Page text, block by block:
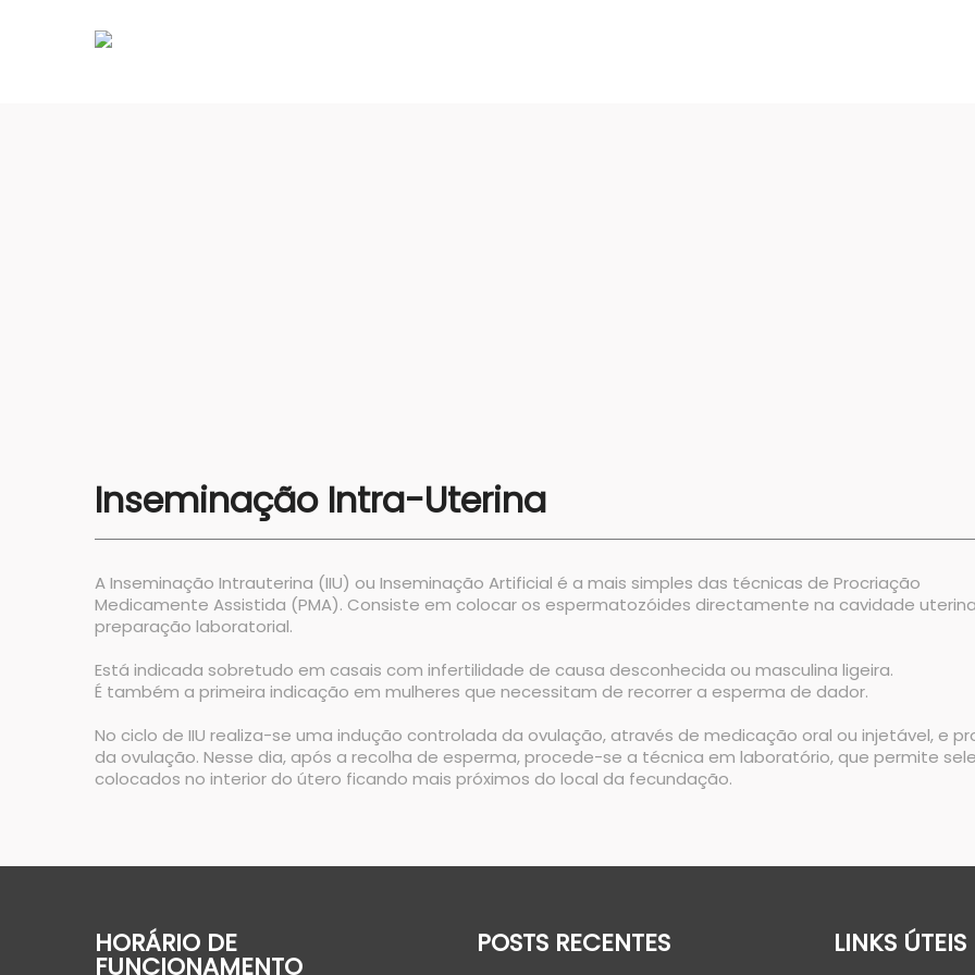
Inseminação Intra-Uterina
A Inseminação Intrauterina (IIU) ou Inseminação Artificial é a mais simples das técnicas de Procriação
Medicamente Assistida (PMA). Consiste em colocar os espermatozóides directamente na cavidade
preparação laboratorial.
Está indicada sobretudo em casais com infertilidade de causa desconhecida ou masculina ligeira.
É também a primeira indicação em mulheres que necessitam de recorrer a esperma de dador.
No ciclo de IIU realiza-se uma indução controlada da ovulação, através de medicação oral ou injetável, e
da ovulação. Nesse dia, após a recolha de esperma, procede-se a técnica em laboratório, que permite
colocados no interior do útero ficando mais próximos do local da fecundação.
HORÁRIO DE
FUNCIONAMENTO
POSTS RECENTES LINKS ÚTEIS